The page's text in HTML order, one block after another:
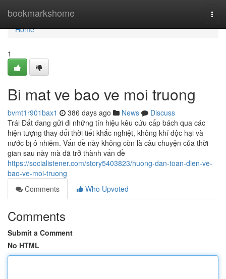
bookmarkshome
Home
Home
1
Bi mat ve bao ve moi truong
bvmt1r901bax1 386 days ago News
Discuss
Trái Đất đang gửi đi những tín hiệu kêu cứu cấp bách qua các
hiện tượng thay đổi thời tiết khắc nghiệt, không khí độc hại và
nước bị ô nhiễm. Vấn đề này không còn là câu chuyện của thời
gian sau này mà đã trở thành vấn đề
https://socialistener.com/story5403823/huong-dan-toan-dien-ve-
bao-ve-moi-truong
Comments
Who Upvoted
Comments
Submit a Comment
No HTML